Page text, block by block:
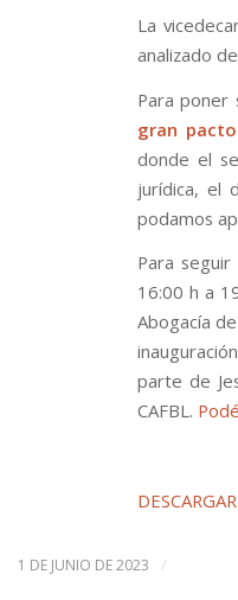
La
analizado
Para poner
gran
donde el
jurídica, el
podamos
Para
16:00 h a
Abogacía
parte de
CAFBL.
1 DE JUNIO DE 2023 /